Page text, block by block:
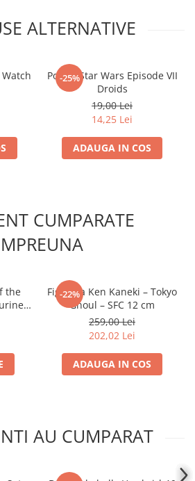
ALTERNATIVE
-25%
Poster Star Wars Episode VII
Droids
19,00 Lei
14,25 Lei
ADAUGA IN COS
CUMPARATE
the
-22%
Figurina Ken Kaneki – Tokyo
Ghoul – SFC 12 cm
259,00 Lei
202,02 Lei
ADAUGA IN COS
AU CUMPARAT